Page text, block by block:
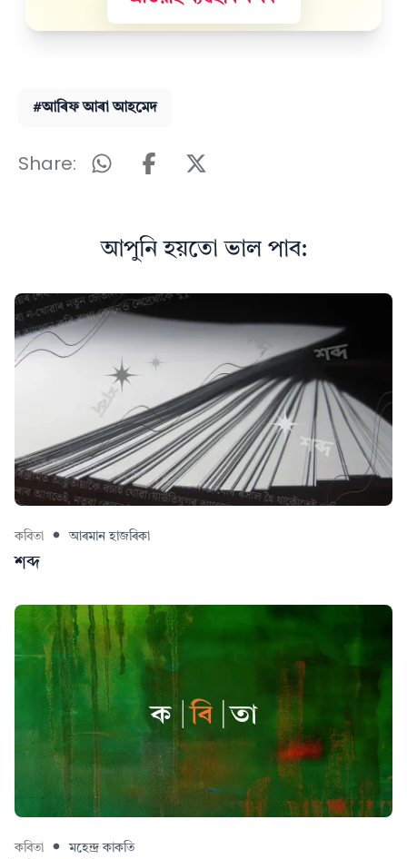
#আৰিফ আৰা আহমেদ
Share:
আপুনি হয়তো ভাল পাব:
কবিতা আৰমান হাজৰিকা
শব্দ
কবিতা মহেন্দ্ৰ কাকতি